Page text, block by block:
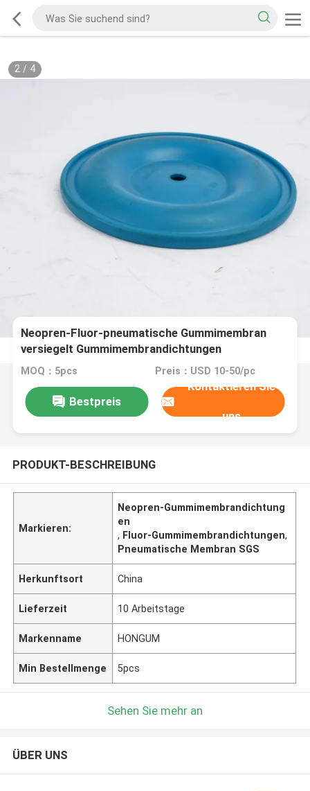
2/ 4
Neopren-Fluor-pneumatische Gummimembran
versiegelt Gummimembrandichtungen
MOQ：5pcs Preis：USD 10-50/pc
Bestpreis
Kontaktieren Sie
uns
PRODUKT-BESCHREIBUNG
Markieren:
Neopren-Gummimembrandichtung
en
, Fluor-Gummimembrandichtungen,
Pneumatische Membran SGS
Herkunftsort China
Lieferzeit 10 Arbeitstage
Markenname HONGUM
Min Bestellmenge 5pcs
Sehen Sie mehr an
ÜBER UNS